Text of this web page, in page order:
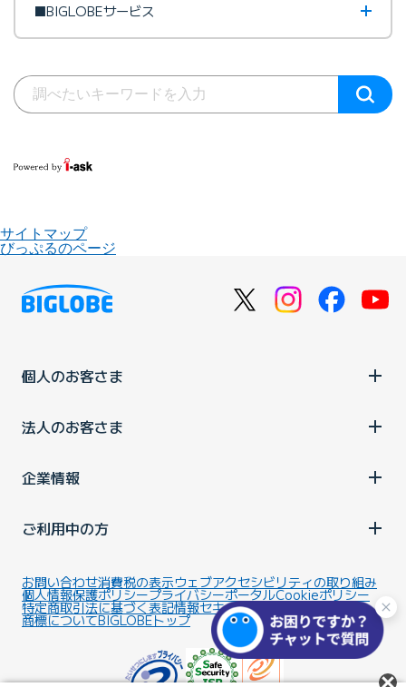
■BIGLOBEサービス
サイトマップ
びっぷるのページ
個人のお客さま
法人のお客さま
企業情報
ご利用中の方
お問い合わせ消費税の表示ウェブアクセシビリティの取り組み
個人情報保護ポリシープライバシーポータルCookieポリシー
特定商取引法に基づく表記情報セキュリティ基本方針
商標についてBIGLOBEトップ